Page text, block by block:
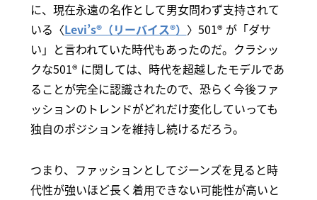
に、現在永遠の名作として男女問わず支持されて
いる〈Levi’s®（リーバイス®） 〉501® が「ダサ
い」と言われていた時代もあったのだ。クラシッ
クな501® に関しては、時代を超越したモデルであ
ることが完全に認識されたので、恐らく今後ファ
ッションのトレンドがどれだけ変化していっても
独自のポジションを維持し続けるだろう。
つまり、ファッションとしてジーンズを見ると時
代性が強いほど長く着用できない可能性が高いと